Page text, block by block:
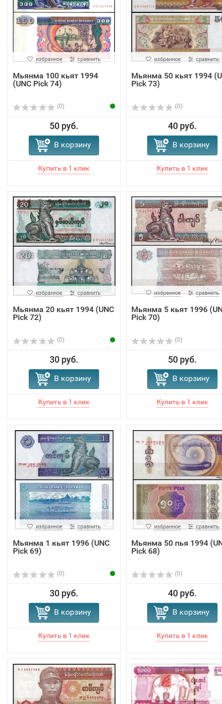
избранное сравнить
Мьянма 100 кьят 1994
(UNC Pick 74)
(0)
50 руб.
В корзину
избранное сравнить
Мьянма 50 кьят 1994
Pick 73)
(0)
40 руб.
В корзину
избранное сравнить
Мьянма 20 кьят 1994 (UNC
Pick 72)
(0)
30 руб.
В корзину
избранное сравнить
Мьянма 5 кьят 1996
Pick 70)
(0)
50 руб.
В корзину
избранное сравнить
Мьянма 1 кьят 1996 (UNC
Pick 69)
(0)
30 руб.
В корзину
избранное сравнить
Мьянма 50 пья 1994
Pick 68)
(0)
40 руб.
В корзину